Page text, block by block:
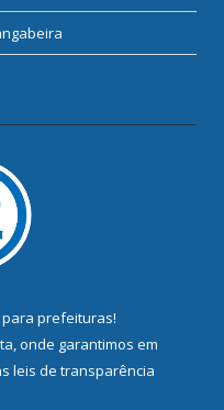
para prefeituras!
onde garantimos em
leis de transparência